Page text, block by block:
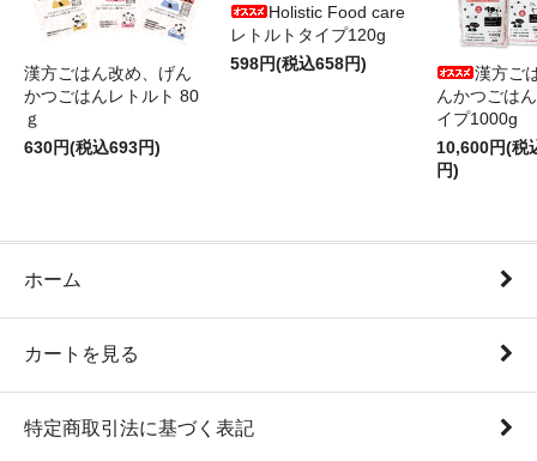
漢方ごはん改め、げん
かつごはんレトルト 80
ｇ
630円(税込693円)
Holistic Food care
レトルトタイプ120g
598円(税込658円)
漢方ご
んかつごは
イプ1000g
10,600円(税
円)
ホーム
カートを見る
特定商取引法に基づく表記